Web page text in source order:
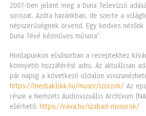
2007-ben jelent meg a Duna Televízió
sorozat. Azóta hazánkban, de szerte a
népszerűségnek örvend. Egy kedves
Duna Tévé kézműves műsora”.
Honlapunkon elsősorban a receptekhez
könnyebb hozzáférést adni. Az aktuálisan
pár napig a következő oldalon
https://mediaklikk.hu/musor/izorzok/ Az
része a Nemzeti Audiovizuális Archívum
elérhető: https://nava.hu/szabad-musorok/